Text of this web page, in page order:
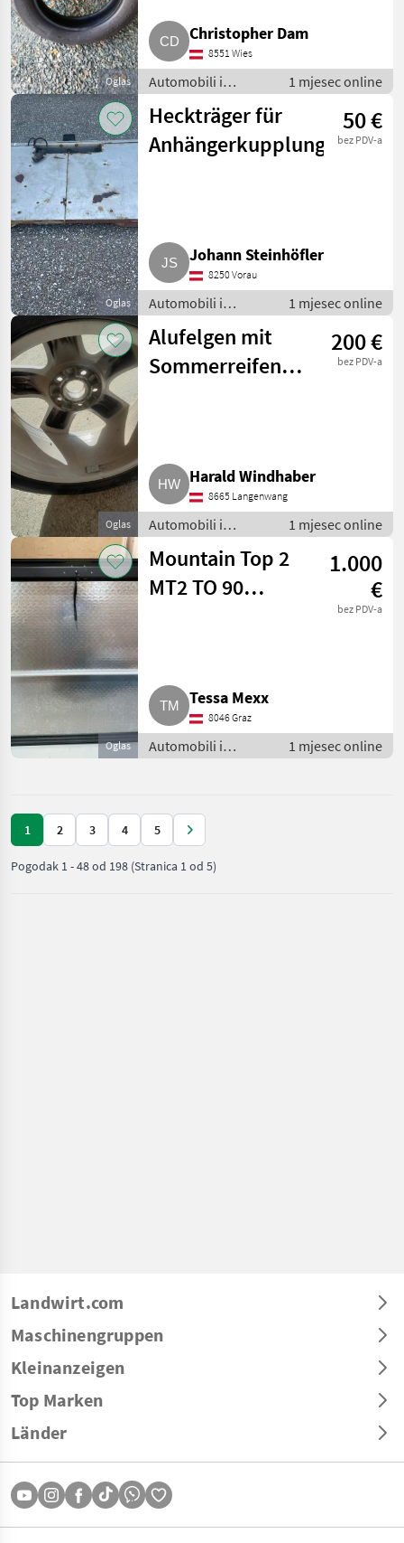
Oglas
Christopher Dam
8551 Wies
Automobili i
motocikli / Dijelovi
za automobile
1 mjesec online
Oglas
Heckträger für
Anhängerkupplung
50 €
bez PDV-a
Johann Steinhöfler
8250 Vorau
Automobili i
motocikli / Dijelovi
za automobile
1 mjesec online
Oglas
Alufelgen mit
Sommerreifen
200 €
bez PDV-a
Harald Windhaber
8665 Langenwang
Automobili i
motocikli / Dijelovi
za automobile
1 mjesec online
Oglas
Mountain Top 2
MT2 TO 90
Laderaumabdeckung
TO 90
1.000
€
bez PDV-a
Tessa Mexx
8046 Graz
Automobili i
motocikli / Dijelovi
1 mjesec online
1 2 3 4 5
Pogodak 1-48od 198 (Stranica 1 od 5)
Landwirt.com
Maschinengruppen
Kleinanzeigen
Top Marken
Länder